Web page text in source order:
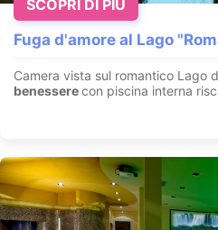
Fuga d'amore al Lago
Camera vista sul romantico Lago
benesserecon piscina interna
SCOPRI DI PIÙ